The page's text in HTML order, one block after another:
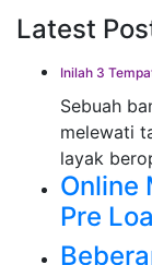
Latest
Inilah 3
Sebuah
melewati
layak
Online
Pre